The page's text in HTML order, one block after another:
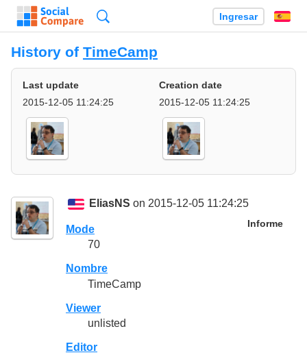
Ingresar
History of TimeCamp
Last update
2015-12-05 11:24:25
Creation date
2015-12-05 11:24:25
EliasNS on 2015-12-05 11:24:25
Informe
Mode
70
Nombre
TimeCamp
Viewer
unlisted
Editor